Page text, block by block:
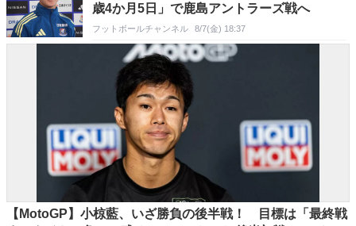
歳4か月5日」で鹿島アントラーズ戦へ
フットボールチャンネル 8/7(金) 18:37
【MotoGP】小椋藍、いざ勝負の後半戦！ 目標は「最終戦